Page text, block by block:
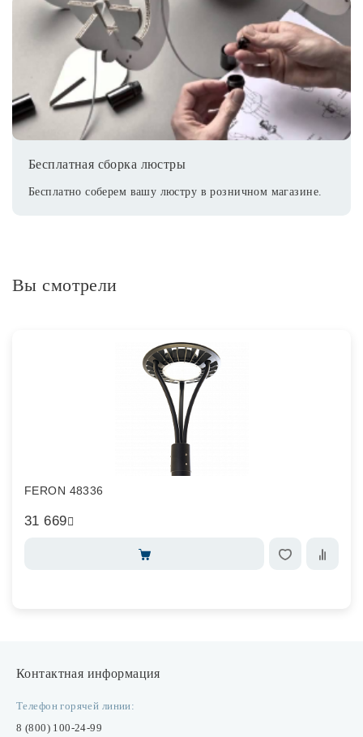
Бесплатная сборка люстры
Бесплатно соберем вашу люстру в розничном магазине.
Вы смотрели
FERON 48336
31 669
Контактная информация
Телефон горячей линии:
8 (800) 100-24-99